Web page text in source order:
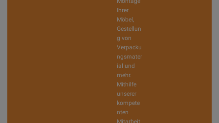
Ihrer
Möbel,
Gestellun
g von
Verpacku
ngsmater
ial und
mehr.
Mithilfe
unserer
kompete
nten
Mitarbeit